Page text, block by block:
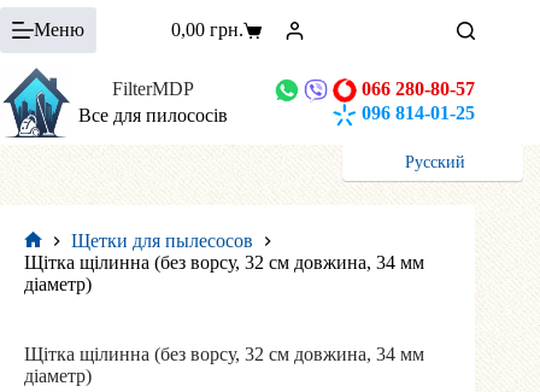
Перейти
до
вмісту
Меню Кошик
0,00грн.
FilterMDP
Все для пилососів
066 280-80-57
096 814-01-25
Русский
Головна
Щетки для пылесосов
Щітка щілинна (без ворсу, 32 см довжина, 34 мм
діаметр)
Щітка щілинна (без ворсу, 32 см довжина, 34 мм
діаметр)